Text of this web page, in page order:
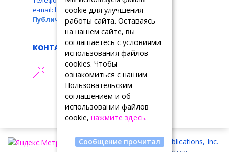
e-mail: larbar777@rambler.ru
Публичная оферта
КОНТАКТЫ
АДРЕС ТЕХПОДДЕРЖКИ
support@tslrussia.org
Copyright © 2026 Summit Publications, Inc.
cookie для улучшения
работы сайта. Оставаясь
на нашем сайте, вы
соглашаетесь с условиями
использования файлов
cookies. Чтобы
ознакомиться с нашим
Пользовательским
соглашением и об
использовании файлов
cookie, нажмите здесь.
Сообщение прочитал